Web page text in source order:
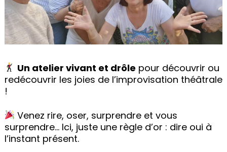
Un atelier vivant et drôle pour découvrir ou
redécouvrir les joies de l’improvisation théâtrale
!
Venez rire, oser, surprendre et vous
surprendre… Ici, juste une règle d’or : dire oui à
l’instant présent.